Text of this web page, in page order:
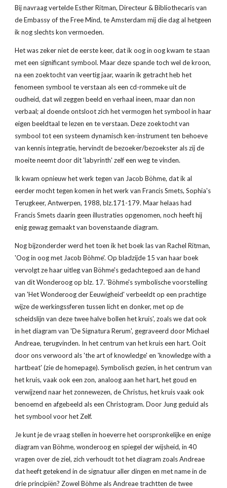
Bij navraag vertelde Esther Ritman, Directeur & Bibliothecaris van
de Embassy of the Free Mind, te Amsterdam mij die dag al hetgeen
ik nog slechts kon vermoeden.
Het was zeker niet de eerste keer, dat ik oog in oog kwam te staan
met een significant symbool. Maar deze spande toch wel de kroon,
na een zoektocht van veertig jaar, waarin ik getracht heb het
fenomeen symbool te verstaan als een cd-rommeke uit de
oudheid, dat wil zeggen beeld en verhaal ineen, maar dan non
verbaal; al doende ontsloot zich het vermogen het symbool in haar
eigen beeldtaal te lezen en te verstaan. Deze zoektocht van
symbool tot een systeem dynamisch ken-instrument ten behoeve
van kennis integratie, hervindt de bezoeker/bezoekster als zij de
moeite neemt door dit 'labyrinth' zelf een weg te vinden.
Ik kwam opnieuw het werk tegen van Jacob Böhme, dat ik al
eerder mocht tegen komen in het werk van Francis Smets, Sophia's
Terugkeer, Antwerpen, 1988, blz.171-179. Maar helaas had
Francis Smets daarin geen illustraties opgenomen, noch heeft hij
enig gewag gemaakt van bovenstaande diagram.
Nog bijzonderder werd het toen ik het boek las van Rachel Ritman,
'Oog in oog met Jacob Böhme'. Op bladzijde 15 van haar boek
vervolgt ze haar uitleg van Böhme's gedachtegoed aan de hand
van dit Wonderoog op blz. 17. 'Böhme's symbolische voorstelling
van 'Het Wonderoog der Eeuwigheid' verbeeldt op een prachtige
wijze de werkingssferen tussen licht en donker, met op de
scheidslijn van deze twee halve bollen het kruis', zoals we dat ook
in het diagram van 'De Signatura Rerum', gegraveerd door Michael
Andreae, terugvinden. In het centrum van het kruis een hart. Ooit
door ons verwoord als 'the art of knowledge' en 'knowledge with a
hartbeat' (zie de homepage). Symbolisch gezien, in het centrum van
het kruis, vaak ook een zon, analoog aan het hart, het goud en
verwijzend naar het zonnewezen, de Christus, het kruis vaak ook
benoemd en afgebeeld als een Christogram. Door Jung geduid als
het symbool voor het Zelf.
Je kunt je de vraag stellen in hoeverre het oorspronkelijke en enige
diagram van Böhme, wonderoog en spiegel der wijsheid, in 40
vragen over de ziel, zich verhoudt tot het diagram zoals Andreae
dat heeft getekend in de signatuur aller dingen en met name in de
drie principiën? Zowel Böhme als Andreae trachtten de twee